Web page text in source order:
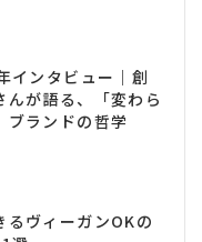
インタビュー｜創
が語る、「変わら
ブランドの哲学
るヴィーガンOKの